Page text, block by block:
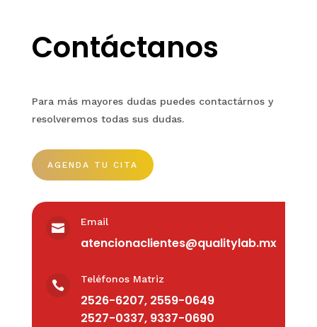
Contáctanos
Para más mayores dudas puedes contactárnos y
resolveremos todas sus dudas.
AGENDA TU CITA
 Email
atencionaclientes@qualitylab.mx
 Teléfonos Matriz
2526-6207, 2559-0649
2527-0337, 9337-0690